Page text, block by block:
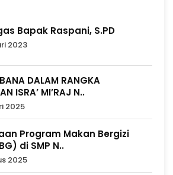
Bapak Raspani, S.PD
2023
DALAM RANGKA
ISRA’ MI’RAJ N..
2025
Program Makan Bergizi
di SMP N..
2025